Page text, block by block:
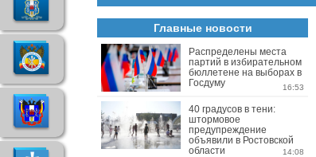
Главные новости
Распределены места
партий в избирательном
бюллетене на выборах в
Госдуму
16:53
40 градусов в тени:
штормовое
предупреждение
объявили в Ростовской
области
14:08